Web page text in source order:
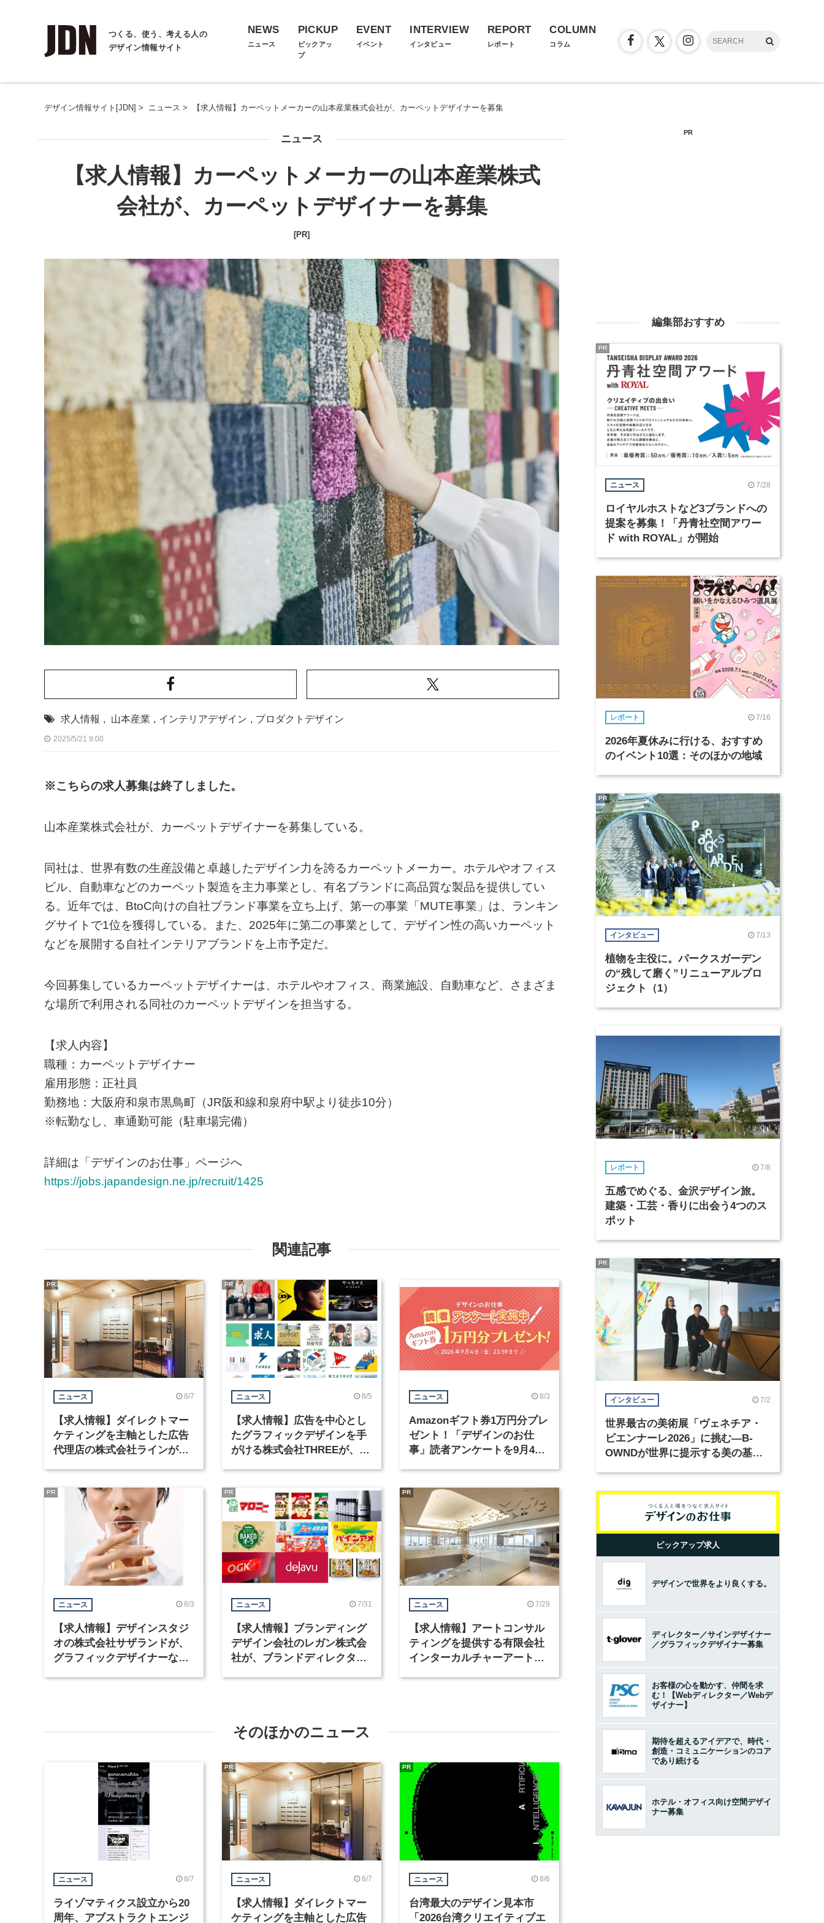
つくる、使う、考える人の
デザイン情報サイト
NEWS
ニュース
PICKUP
ピックアッ
プ
EVENT
イベント
INTERVIEW
インタビュー
REPORT
レポート
COLUMN
コラム
デザイン情報サイト[JDN] > ニュース > 【求人情報】カーペットメーカーの山本産業株式会社が、カーペットデザイナーを募集
ニュース
【求人情報】カーペットメーカーの山本産業株式
会社が、カーペットデザイナーを募集
[PR]
求人情報 , 山本産業 , インテリアデザイン , プロダクトデザイン
2025/5/21 9:00
※こちらの求人募集は終了しました。
山本産業株式会社が、カーペットデザイナーを募集している。
同社は、世界有数の生産設備と卓越したデザイン力を誇るカーペットメーカー。ホテルやオフィス
ビル、自動車などのカーペット製造を主力事業とし、有名ブランドに高品質な製品を提供してい
る。近年では、BtoC向けの自社ブランド事業を立ち上げ、第一の事業「MUTE事業」は、ランキン
グサイトで1位を獲得している。また、2025年に第二の事業として、デザイン性の高いカーペット
などを展開する自社インテリアブランドを上市予定だ。
今回募集しているカーペットデザイナーは、ホテルやオフィス、商業施設、自動車など、さまざま
な場所で利用される同社のカーペットデザインを担当する。
【求人内容】
職種：カーペットデザイナー
雇用形態：正社員
勤務地：大阪府和泉市黒鳥町（JR阪和線和泉府中駅より徒歩10分）
※転勤なし、車通勤可能（駐車場完備）
詳細は「デザインのお仕事」ページへ
https://jobs.japandesign.ne.jp/recruit/1425
関連記事
ニュース 8/7
【求人情報】ダイレクトマー
ケティングを主軸とした広告
代理店の株式会社ラインが、
PR
ニュース 8/5
【求人情報】広告を中心とし
たグラフィックデザインを手
がける株式会社THREEが、グ
PR
ニュース 8/3
Amazonギフト券1万円分プレ
ゼント！「デザインのお仕
事」読者アンケートを9月4日
ニュース 8/3
【求人情報】デザインスタジ
オの株式会社サザランドが、
グラフィックデザイナーなど2
PR
ニュース 7/31
【求人情報】ブランディング
デザイン会社のレガン株式会
社が、ブランドディレクター
PR
ニュース 7/29
【求人情報】アートコンサル
ティングを提供する有限会社
インターカルチャーアート
PR
そのほかのニュース
ニュース 8/7
ライゾマティクス設立から20
周年、アブストラクトエンジ
ニュース 8/7
【求人情報】ダイレクトマー
ケティングを主軸とした広告
PR
ニュース 8/6
台湾最大のデザイン見本市
「2026台湾クリエイティブエ
PR
PR
編集部おすすめ
ニュース 7/28
ロイヤルホストなど3ブランドへの
提案を募集！「丹青社空間アワー
ド with ROYAL」が開始
PR
レポート 7/16
2026年夏休みに行ける、おすすめ
のイベント10選：そのほかの地域
インタビュー 7/13
植物を主役に。パークスガーデン
の“残して磨く”リニューアルプロ
ジェクト（1）
PR
レポート 7/8
五感でめぐる、金沢デザイン旅。
建築・工芸・香りに出会う4つのス
ポット
インタビュー 7/2
世界最古の美術展「ヴェネチア・
ビエンナーレ2026」に挑む―B-
OWNDが世界に提示する美の基準
PR
ピックアップ求人
デザインで世界をより良くする。
ディレクター／サインデザイナー
／グラフィックデザイナー募集
お客様の心を動かす、仲間を求
む！【Webディレクター／Webデ
ザイナー】
期待を超えるアイデアで、時代・
創造・コミュニケーションのコア
であり続ける
ホテル・オフィス向け空間デザイ
ナー募集